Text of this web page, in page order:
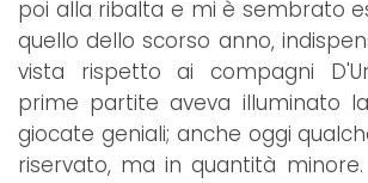
poi alla ribalta e mi è sembrato
quello dello scorso anno,
vista rispetto ai compagni
prime partite aveva illuminato
giocate geniali; anche oggi
riservato, ma in quantità